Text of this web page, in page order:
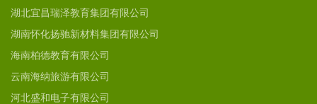
湖北宜昌瑞泽教育集团有限公司
湖南怀化扬驰新材料集团有限公司
海南柏德教育有限公司
云南海纳旅游有限公司
河北盛和电子有限公司